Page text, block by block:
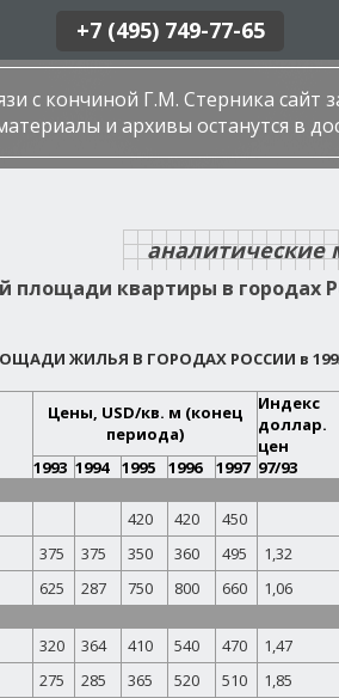
+7 (495) 749-77-65
с кончиной Г.М. Стерника сайт
и архивы останутся в
аналитические
квартиры в городах
ЖИЛЬЯ В ГОРОДАХ РОССИИ в 1993
Цены, USD/кв. м (конец
периода)
Индекс
доллар.
цен
97/93
1993 1994 1995 1996
1997
420 420
450
375 375 350 360 495 1,32
625 287 750 800 660 1,06
320 364 410 540 470 1,47
275 285 365 520 510 1,85